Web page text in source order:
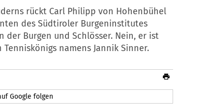
rückt Carl Philipp von Hohenbühel
des Südtiroler Burgeninstitutes
Burgen und Schlösser. Nein, er ist
namens Jannik Sinner.
Google folgen